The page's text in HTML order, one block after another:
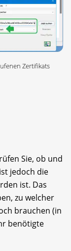
Zertifikats
Sie, ob und
jedoch die
ist. Das
zu welcher
brauchen (in
benötigte